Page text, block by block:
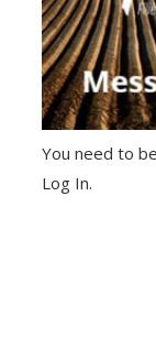
You need to
Log In.